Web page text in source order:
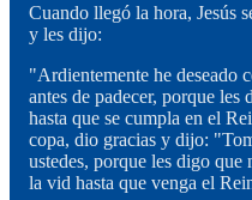
Cuando llegó la hora, Jesús
y les dijo:
"Ardientemente he deseado
antes de padecer, porque
hasta que se cumpla en el
copa, dio gracias y dijo:
ustedes, porque les digo que
la vid hasta que venga el